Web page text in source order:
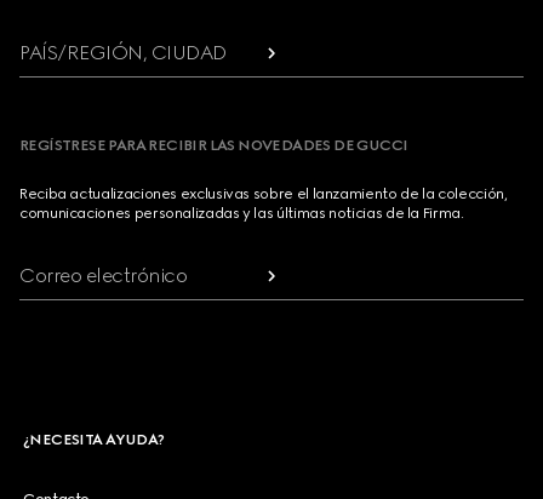
PAÍS/REGIÓN, CIUDAD
REGÍSTRESE PARA RECIBIR LAS NOVEDADES DE GUCCI
Reciba actualizaciones exclusivas sobre el lanzamiento de la colección,
comunicaciones personalizadas y las últimas noticias de la Firma.
Correo electrónico
¿NECESITA AYUDA?